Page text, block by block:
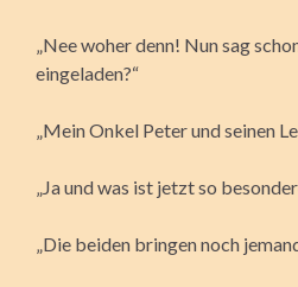
„Nee woher denn! Nun sag
eingeladen?“
„Mein Onkel Peter und seinen
„Ja und was ist jetzt so
„Die beiden bringen noch